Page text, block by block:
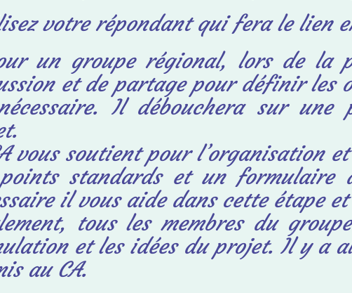
votre répondant qui fera le lien
un groupe régional, lors de la
etde partage pour définir les
Il débouchera sur une
vous soutient pour l’organisation
points standards et un formulaire
il vous aide dans cette étape
tous les membres du
et les idées du projet. Il y a
au CA.